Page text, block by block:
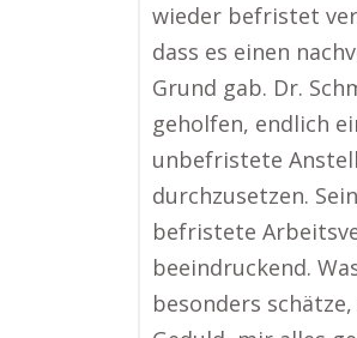
wieder befristet
dass es einen
Grund gab. Dr.
geholfen, endlich
unbefristete
durchzusetzen.
befristete
beeindruckend.
besonders